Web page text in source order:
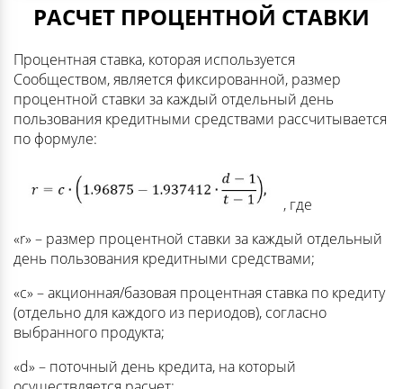
РАСЧЕТ ПРОЦЕНТНОЙ СТАВКИ
Процентная ставка, которая используется
Сообществом, является фиксированной, размер
процентной ставки за каждый отдельный день
пользования кредитными средствами рассчитывается
по формуле:
, где
«r» – размер процентной ставки за каждый отдельный
день пользования кредитными средствами;
«c» – акционная/базовая процентная ставка по кредиту
(отдельно для каждого из периодов), согласно
выбранного продукта;
«d» – поточный день кредита, на который